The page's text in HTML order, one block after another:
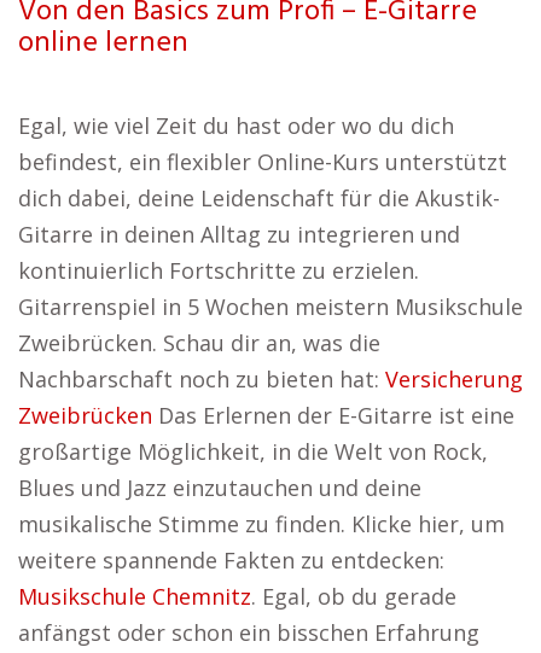
Von den Basics zum Profi – E-Gitarre
online lernen
Egal, wie viel Zeit du hast oder wo du dich
befindest, ein flexibler Online-Kurs unterstützt
dich dabei, deine Leidenschaft für die Akustik-
Gitarre in deinen Alltag zu integrieren und
kontinuierlich Fortschritte zu erzielen.
Gitarrenspiel in 5 Wochen meistern Musikschule
Zweibrücken. Schau dir an, was die
Nachbarschaft noch zu bieten hat: Versicherung
Zweibrücken Das Erlernen der E-Gitarre ist eine
großartige Möglichkeit, in die Welt von Rock,
Blues und Jazz einzutauchen und deine
musikalische Stimme zu finden. Klicke hier, um
weitere spannende Fakten zu entdecken:
Musikschule Chemnitz. Egal, ob du gerade
anfängst oder schon ein bisschen Erfahrung